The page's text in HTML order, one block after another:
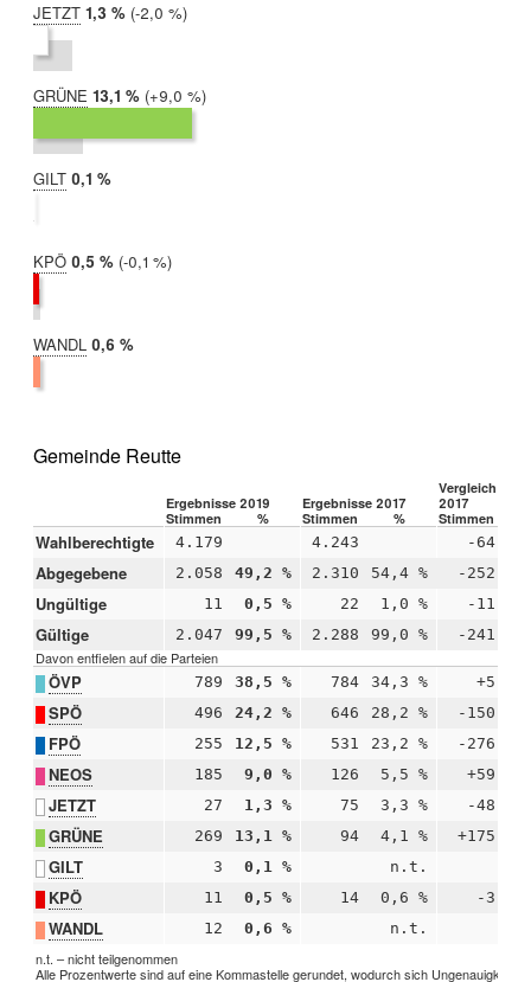
JETZT 2019:
1,3 %
2017:
3,3 %
Differenz:
-2,0 %
GRÜNE 2019:
13,1 %
2017:
4,1 %
Differenz:
+9,0 %
GILT 2019:
0,1 %
KPÖ 2019:
0,5 %
2017:
0,6 %
Differenz:
-0,1 %
WANDL 2019:
0,6 %
Gemeinde Reutte
Ergebnisse 2019 Ergebnisse 2017
Vergleich
2017
Stimmen
% Stimmen % Stimmen
Wahlberechtigte 4.179 4.243 -64
Abgegebene 2.058 49,2 % 2.310 54,4 % -252
Ungültige 11 0,5 % 22 1,0 % -11
Gültige 2.047 99,5 % 2.288 99,0 % -241
Davon entfielen auf die Parteien
ÖVP 789 38,5 % 784 34,3 % +5
SPÖ 496 24,2 % 646 28,2 % -150
FPÖ 255 12,5 % 531 23,2 % -276
NEOS 185 9,0 % 126 5,5 % +59
JETZT 27 1,3 % 75 3,3 % -48
GRÜNE 269 13,1 % 94 4,1 % +175
GILT 3 0,1 % n.t.
KPÖ 11 0,5 % 14 0,6 % -3
WANDL 12 0,6 % n.t.
n.t. – nicht teilgenommen
Alle Prozentwerte sind auf eine Kommastelle gerundet, wodurch sich